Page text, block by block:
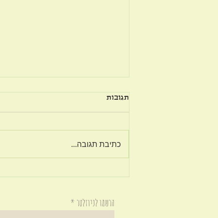
תגובות
כתיבת תגובה...
הרשמו לניוזלטר